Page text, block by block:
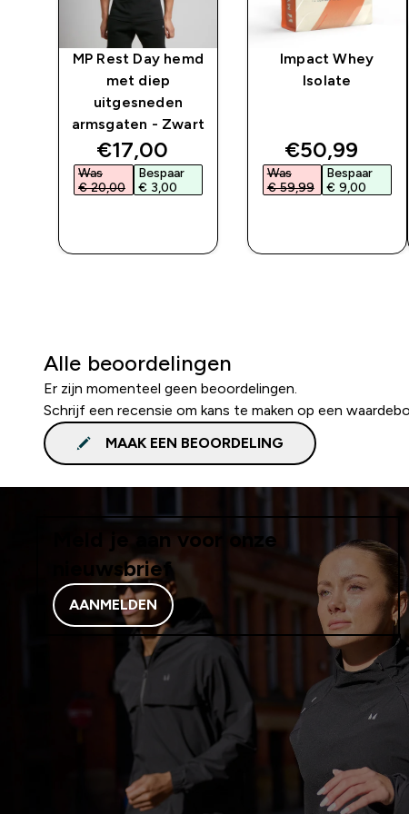
MP Rest Day hemd
met diep
uitgesneden
armsgaten - Zwart
discounted price
€17,00‎
Was
€ 20,00‎
Bespaar
€ 3,00‎
Impact Whey
Isolate
discounted
€50,99‎
Was
€ 59,99‎
Bespaar
€ 9,00‎
Alle beoordelingen
Er zijn momenteel geen beoordelingen.
Schrijf een recensie om kans te maken op een
MAAK EEN BEOORDELING
Meld je aan voor onze
nieuwsbrief
AANMELDEN